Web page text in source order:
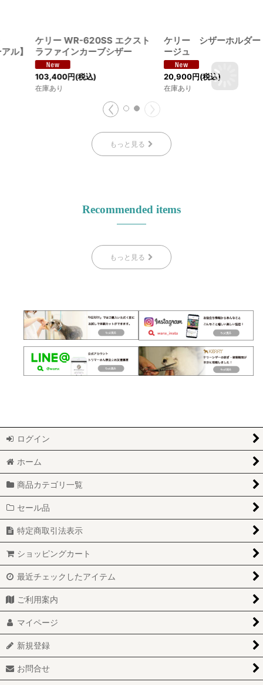
ケリー WR-620SS エクスト
ラファインカーブシザー
103,400円(税込)
ケリー シザーホルダー ベ
円(税込)
もっと見る
Recommended items
もっと見る
ログイン
ホーム
商品カテゴリ一覧
セール品
特定商取引法表示
ショッピングカート
最近チェックしたアイテム
ご利用案内
マイページ
新規登録
お問合せ